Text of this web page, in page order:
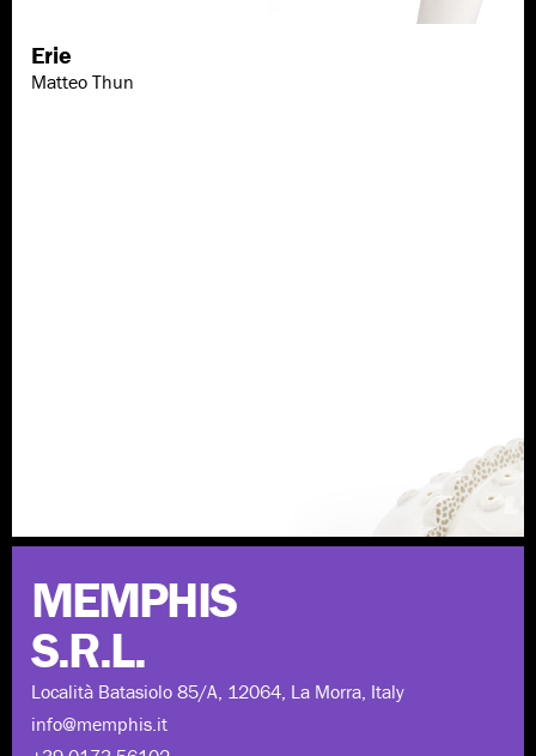
Erie
Matteo Thun
MEMPHIS
S.R.L.
Località Batasiolo 85/A, 12064, La Morra, Italy
info@memphis.it